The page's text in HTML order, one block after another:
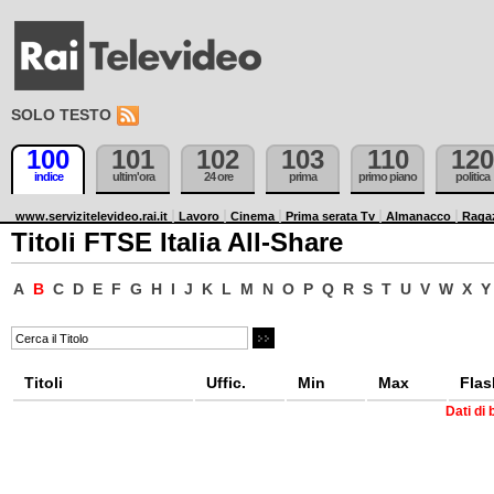
SOLO TESTO
100
indice
101
ultim'ora
102
24 ore
103
prima
110
primo piano
120
politica
www.servizitelevideo.rai.it Lavoro Cinema Prima serata Tv Almanacco
Titoli FTSE Italia All-Share
A B C D E F G H I J K L M N O P Q R S T U V W X Y
Titoli Uffic. Min Max
Dati di